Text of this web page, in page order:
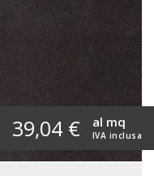
39,04 € IVA inclusa
al mq